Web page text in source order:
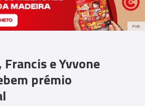
PUB
e Yvvone
prémio